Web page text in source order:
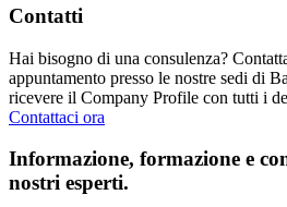
Contatti
Hai bisogno di una consulenza?
appuntamento presso le nostre sedi di
ricevere il Company Profile con tutti i
Contattaci ora
Informazione, formazione e
nostri esperti.